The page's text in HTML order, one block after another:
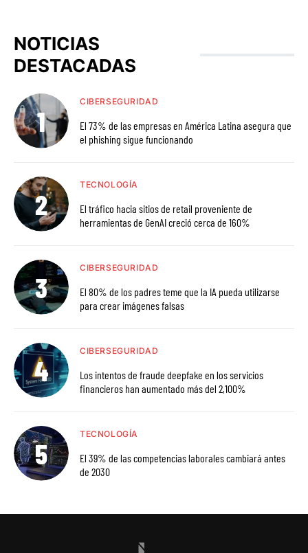
NOTICIAS
DESTACADAS
CIBERSEGURIDAD
El 73% de las empresas en América Latina asegura que
el phishing sigue funcionando
TECNOLOGÍA
El tráfico hacia sitios de retail proveniente de
herramientas de GenAI creció cerca de 160%
CIBERSEGURIDAD
El 80% de los padres teme que la IA pueda utilizarse
para crear imágenes falsas
CIBERSEGURIDAD
Los intentos de fraude deepfake en los servicios
financieros han aumentado más del 2,100%
TECNOLOGÍA
El 39% de las competencias laborales cambiará antes
de 2030